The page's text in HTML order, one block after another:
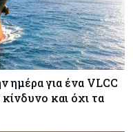
ημέρα για ένα VLCC
και όχι τα